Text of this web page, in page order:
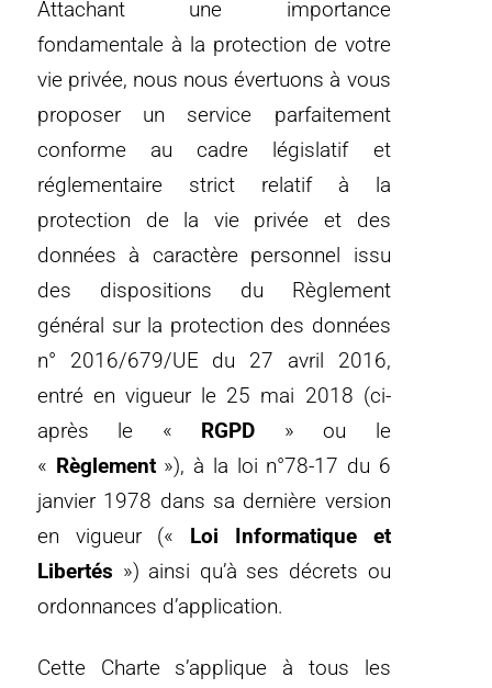
Attachant une importance
fondamentale à la protection de votre
vie privée, nous nous évertuons à vous
proposer un service parfaitement
conforme au cadre législatif et
réglementaire strict relatif à la
protection de la vie privée et des
données à caractère personnel issu
des dispositions du Règlement
général sur la protection des données
n° 2016/679/UE du 27 avril 2016,
entré en vigueur le 25 mai 2018 (ci-
après le « RGPD » ou le
« Règlement »), à la loi n°78-17 du 6
janvier 1978 dans sa dernière version
en vigueur (« Loi Informatique et
Libertés ») ainsi qu’à ses décrets ou
ordonnances d’application.
Cette Charte s’applique à tous les